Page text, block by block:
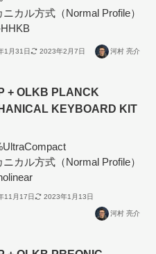
ニカル方式（Normal Profile）
1月31日 2023年2月7日 河村 亮介
+ OLKB PLANCK
KEYBOARD KIT
ニカル方式（Normal Profile）
11月17日 2023年1月13日
河村 亮介